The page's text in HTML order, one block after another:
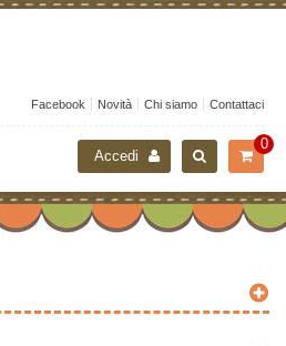
Facebook Novità Chi siamo Contattaci
0
Accedi